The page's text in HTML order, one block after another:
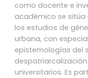
como docente e
académico se sitúa
los estudios de
urbana, con
epistemologías del
universitarios. Es